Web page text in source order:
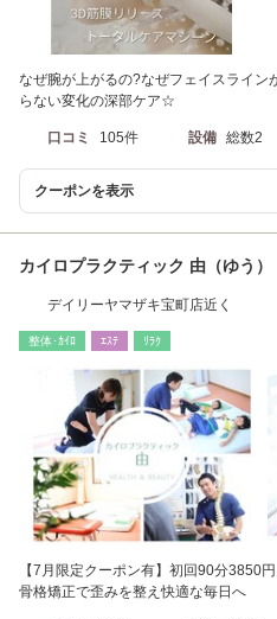
なぜ腕が上がるの?なぜフェイスライン
らない変化の深部ケア☆
口コミ 105件 設備 総数2
クーポンを表示
カイロプラクティック 由（ゆう）
デイリーヤマザキ宝町店近く
整体･ｶｲﾛ ｴｽﾃ ﾘﾗｸ
【7月限定クーポン有】初回90分3850
骨格矯正で歪みを整え快適な毎日へ